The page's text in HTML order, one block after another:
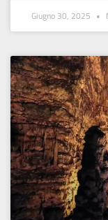
Giugno 30, 2025